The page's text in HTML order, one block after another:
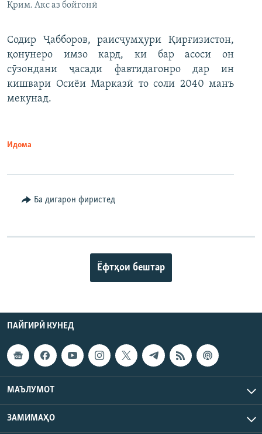
Қрим. Акс аз бойгонӣ
Содир Ҷабборов, раисҷумҳури Қирғизистон,
қонунеро имзо кард, ки бар асоси он
сӯзондани ҷасади фавтидагонро дар ин
кишвари Осиёи Марказӣ то соли 2040 манъ
мекунад.
Идома
Ба дигарон фиристед
Ёфтҳои бештар
ПАЙГИРӢ КУНЕД
МАЪЛУМОТ
ЗАМИМАҲО